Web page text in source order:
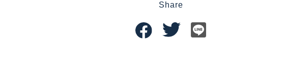
Share